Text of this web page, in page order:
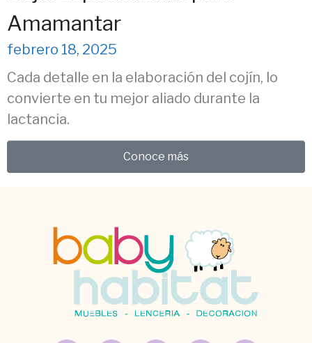
Amamantar
febrero 18, 2025
Cada detalle en la elaboración del cojín, lo
convierte en tu mejor aliado durante la
lactancia.
Conoce más